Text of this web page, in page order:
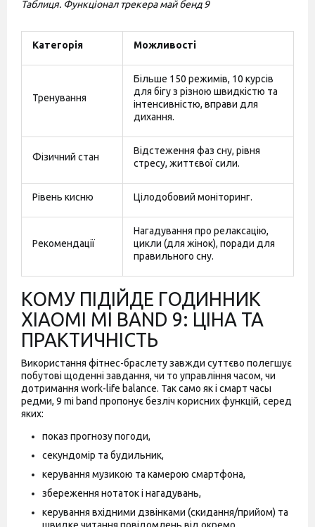
Таблиця. Функціонал трекера май бенд 9
Категорія Можливості
Тренування
Більше 150 режимів, 10 курсів
для бігу з різною швидкістю та
інтенсивністю, вправи для
дихання.
Фізичний стан
Відстеження фаз сну, рівня
стресу, життєвої сили.
Рівень кисню Цілодобовий моніторинг.
Рекомендації
Нагадування про релаксацію,
цикли (для жінок), поради для
правильного сну.
КОМУ ПІДІЙДЕ ГОДИННИК
XIAOMI MI BAND 9: ЦІНА ТА
ПРАКТИЧНІСТЬ
Використання фітнес-браслету завжди суттєво полегшує
побутові щоденні завдання, чи то управління часом, чи
дотримання work-life balance. Так само як і смарт часы
редми, 9 mi band пропонує безліч корисних функцій, серед
яких:
показ прогнозу погоди,
секундомір та будильник,
керування музикою та камерою смартфона,
збереження нотаток і нагадувань,
керування вхідними дзвінками (скидання/прийом) та